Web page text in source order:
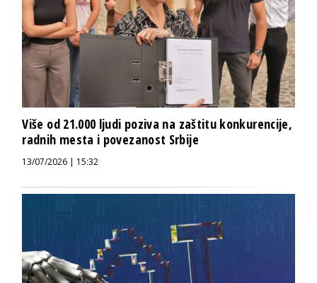
Više od 21.000 ljudi poziva na zaštitu konkurencije,
radnih mesta i povezanost Srbije
13/07/2026 | 15:32